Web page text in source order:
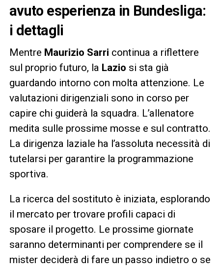
avuto esperienza in Bundesliga:
i dettagli
Mentre Maurizio Sarri continua a riflettere
sul proprio futuro, la Lazio si sta già
guardando intorno con molta attenzione. Le
valutazioni dirigenziali sono in corso per
capire chi guiderà la squadra. L’allenatore
medita sulle prossime mosse e sul contratto.
La dirigenza laziale ha l’assoluta necessità di
tutelarsi per garantire la programmazione
sportiva.
La ricerca del sostituto è iniziata, esplorando
il mercato per trovare profili capaci di
sposare il progetto. Le prossime giornate
saranno determinanti per comprendere se il
mister deciderà di fare un passo indietro o se